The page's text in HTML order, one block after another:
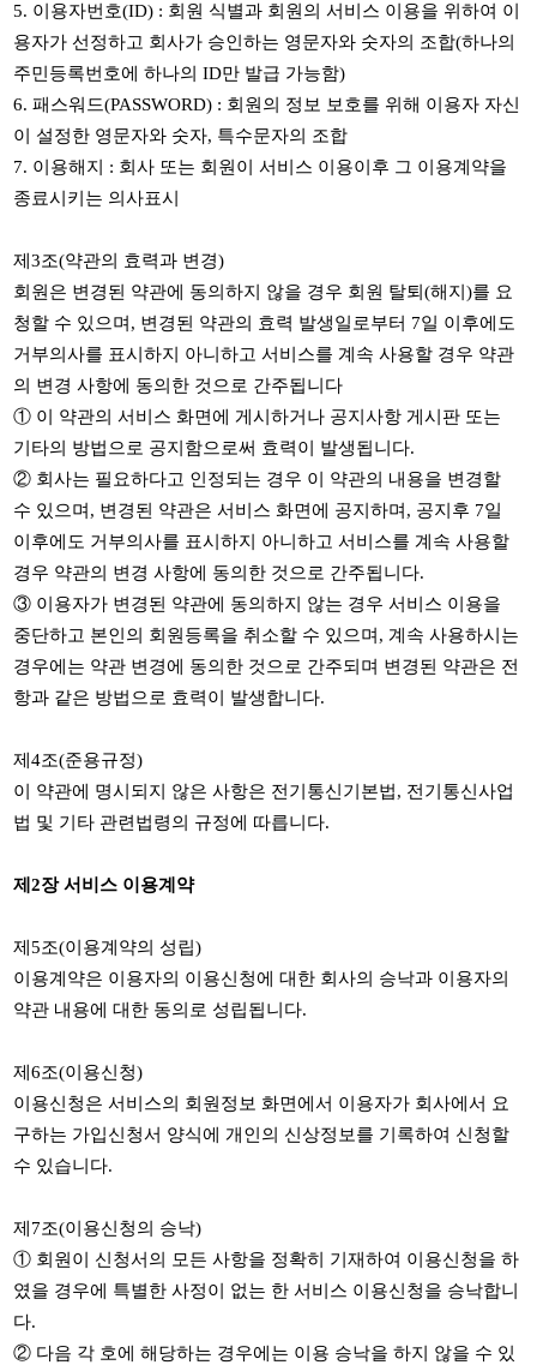
5. 이용자번호(ID) : 회원 식별과 회원의 서비스 이용을 위하여 이
용자가 선정하고 회사가 승인하는 영문자와 숫자의 조합(하나의
주민등록번호에 하나의ID만 발급 가능함)
6.패스워드(PASSWORD) : 회원의 정보 보호를 위해 이용자 자신
이 설정한 영문자와 숫자, 특수문자의 조합
7. 이용해지 : 회사 또는 회원이 서비스 이용이후 그 이용계약을
종료시키는 의사표시
제3조(약관의 효력과 변경)
회원은 변경된 약관에 동의하지 않을 경우 회원 탈퇴(해지)를 요
청할 수 있으며 , 변경된 약관의 효력 발생일로부터 7일 이후에도
거부의사를 표시하지 아니하고 서비스를 계속 사용할 경우 약관
의 변경 사항에 동의한 것으로 간주됩니다
① 이 약관의 서비스 화면에 게시하거나 공지사항 게시판 또는
기타의 방법으로 공지함으로써 효력이 발생됩니다.
② 회사는 필요하다고 인정되는 경우 이 약관의 내용을 변경할
수 있으며 , 변경된 약관은 서비스 화면에 공지하며 , 공지후 7일
이후에도 거부의사를 표시하지 아니하고 서비스를 계속 사용할
경우 약관의 변경 사항에 동의한 것으로 간주됩니다.
③ 이용자가 변경된 약관에 동의하지 않는 경우 서비스 이용을
중단하고 본인의 회원등록을 취소할 수 있으며 , 계속 사용하시는
경우에는 약관 변경에 동의한 것으로 간주되며 변경된 약관은 전
항과 같은 방법으로 효력이 발생합니다.
제4조(준용규정)
이 약관에 명시되지 않은 사항은 전기통신기본법, 전기통신사업
법 및 기타 관련법령의 규정에 따릅니다.
제2장 서비스 이용계약
제5조(이용계약의 성립)
이용계약은 이용자의 이용신청에 대한 회사의 승낙과 이용자의
약관 내용에 대한 동의로 성립됩니다.
제6조(이용신청)
이용신청은 서비스의 회원정보 화면에서 이용자가 회사에서 요
구하는 가입신청서 양식에 개인의 신상정보를 기록하여 신청할
수 있습니다.
제 7조(이용신청의 승낙)
① 회원이 신청서의 모든 사항을 정확히 기재하여 이용신청을 하
였을 경우에 특별한 사정이 없는 한 서비스 이용신청을 승낙합니
다.
② 다음 각 호에 해당하는 경우에는 이용 승낙을 하지 않을 수 있